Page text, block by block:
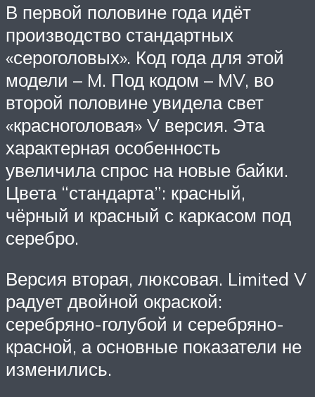
В первой половине года идёт
производство стандартных
«сероголовых». Код года для этой
модели – M. Под кодом – MV, во
второй половине увидела свет
«красноголовая» V версия. Эта
характерная особенность
увеличила спрос на новые байки.
Цвета “стандарта”: красный,
чёрный и красный с каркасом под
серебро.
Версия вторая, люксовая. Limited V
радует двойной окраской:
серебряно-голубой и серебряно-
красной, а основные показатели не
изменились.